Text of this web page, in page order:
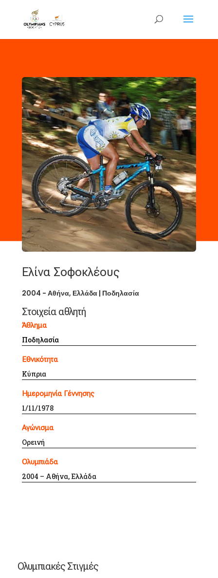
Ελίνα Σοφοκλέους
2004 - Αθήνα, Ελλάδα| Ποδηλασία
Στοιχεία αθλητή
Άθλημα
Ποδηλασία
Εθνικότητα
Κύπρια
Ημερομηνία Γέννησης
1/11/1978
Αγώνισμα
Ορεινή
Ολυμπιάδα
2004 – Αθήνα, Ελλάδα
Ολυμπιακές Στιγμές